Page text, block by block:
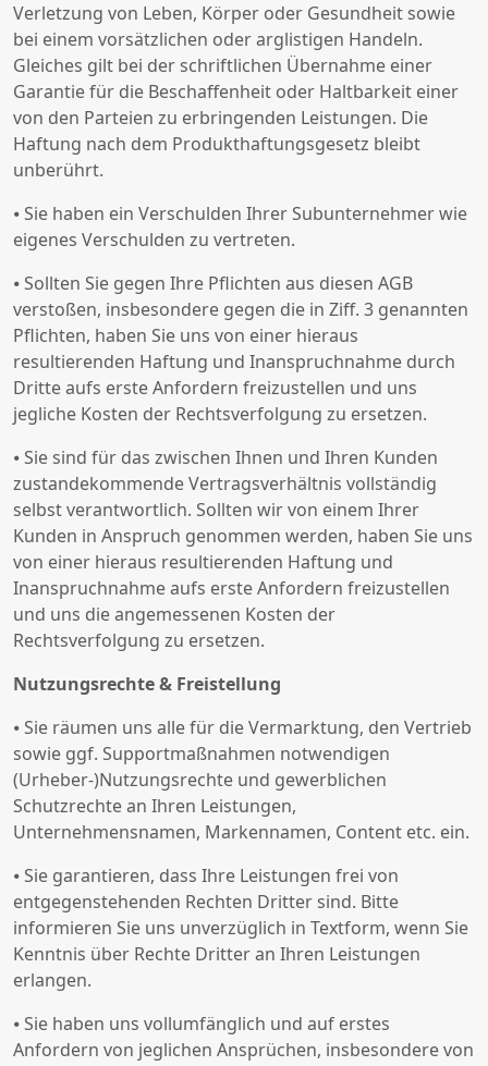
Verletzung von Leben, Körper oder Gesundheit sowie
bei einem vorsätzlichen oder arglistigen Handeln.
Gleiches gilt bei der schriftlichen Übernahme einer
Garantie für die Beschaffenheit oder Haltbarkeit einer
von den Parteien zu erbringenden Leistungen. Die
Haftung nach dem Produkthaftungsgesetz bleibt
unberührt.
⦁ Sie haben ein Verschulden Ihrer Subunternehmer wie
eigenes Verschulden zu vertreten.
⦁ Sollten Sie gegen Ihre Pflichten aus diesen AGB
verstoßen, insbesondere gegen die in Ziff. 3 genannten
Pflichten, haben Sie uns von einer hieraus
resultierenden Haftung und Inanspruchnahme durch
Dritte aufs erste Anfordern freizustellen und uns
jegliche Kosten der Rechtsverfolgung zu ersetzen.
⦁ Sie sind für das zwischen Ihnen und Ihren Kunden
zustandekommende Vertragsverhältnis vollständig
selbst verantwortlich. Sollten wir von einem Ihrer
Kunden in Anspruch genommen werden, haben Sie uns
von einer hieraus resultierenden Haftung und
Inanspruchnahme aufs erste Anfordern freizustellen
und uns die angemessenen Kosten der
Rechtsverfolgung zu ersetzen.
Nutzungsrechte & Freistellung
⦁ Sie räumen uns alle für die Vermarktung, den Vertrieb
sowie ggf. Supportmaßnahmen notwendigen
(Urheber-)Nutzungsrechte und gewerblichen
Schutzrechte an Ihren Leistungen,
Unternehmensnamen, Markennamen, Content etc. ein.
⦁ Sie garantieren, dass Ihre Leistungen frei von
entgegenstehenden Rechten Dritter sind. Bitte
informieren Sie uns unverzüglich in Textform, wenn Sie
Kenntnis über Rechte Dritter an Ihren Leistungen
erlangen.
⦁ Sie haben uns vollumfänglich und auf erstes
Anfordern von jeglichen Ansprüchen, insbesondere von